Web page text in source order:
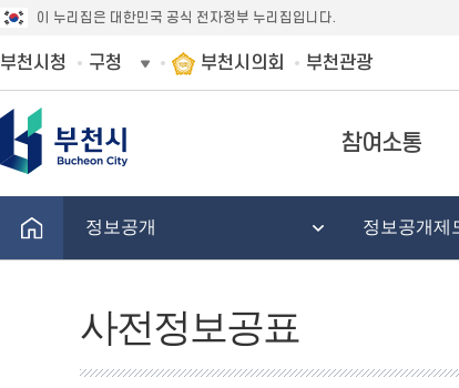
이 누리집은 대한민국 공식 전자정부 누리집입니다.
부천시청 구청 부천시의회 부천관광
참여소통
정보공개 정보공개제
사전정보공표